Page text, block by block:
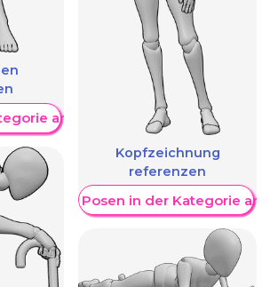
anzeigen
Kopfzeichnung
referenzen
Weitere Posen in der Kategorie